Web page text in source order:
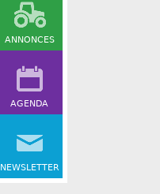
ANNONCES
AGENDA
NEWSLETTER